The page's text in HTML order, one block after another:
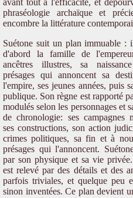
avant tout à l'efficacité, et
phraséologie archaïque et
encombre la littérature
Suétone suit un plan immuable :
d'abord la famille de
ancêtres illustres, sa
présages qui annoncent sa
l'empire, ses jeunes années, puis
publique. Son règne est rapporté
modulés selon les personnages et
de chronologie: ses campagnes
ses constructions, son action
crimes politiques, sa fin et à
présages qui l'annoncent.
par son physique et sa vie
est relevé par des détails et des
parfois triviales, et quelque peu
sinon inventées. Ce plan devient